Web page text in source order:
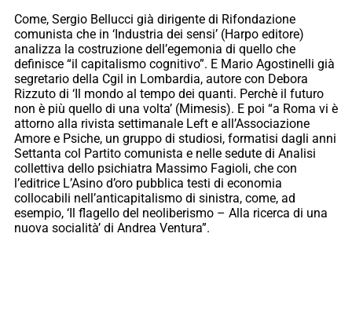
Come, Sergio Bellucci già dirigente di Rifondazione
comunista che in ‘Industria dei sensi’ (Harpo editore)
analizza la costruzione dell’egemonia di quello che
definisce “il capitalismo cognitivo”. E Mario Agostinelli già
segretario della Cgil in Lombardia, autore con Debora
Rizzuto di ‘Il mondo al tempo dei quanti. Perchè il futuro
non è più quello di una volta’ (Mimesis). E poi “a Roma vi è
attorno alla rivista settimanale Left e all’Associazione
Amore e Psiche, un gruppo di studiosi, formatisi dagli anni
Settanta col Partito comunista e nelle sedute di Analisi
collettiva dello psichiatra Massimo Fagioli, che con
l’editrice L’Asino d’oro pubblica testi di economia
collocabili nell’anticapitalismo di sinistra, come, ad
esempio, ‘Il flagello del neoliberismo – Alla ricerca di una
nuova socialità’ di Andrea Ventura”.